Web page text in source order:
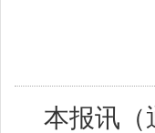
本报讯（